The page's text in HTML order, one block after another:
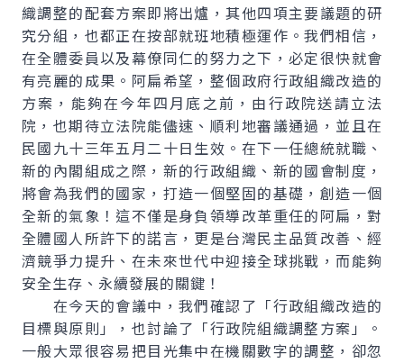
織調整的配套方案即將出爐，其他四項主要議題的研
究分組，也都正在按部就班地積極運作。我們相信，
在全體委員以及幕僚同仁的努力之下，必定很快就會
有亮麗的成果。阿扁希望，整個政府行政組織改造的
方案，能夠在今年四月底之前，由行政院送請立法
院，也期待立法院能儘速、順利地審議通過，並且在
民國九十三年五月二十日生效。在下一任總統就職、
新的內閣組成之際，新的行政組織、新的國會制度，
將會為我們的國家，打造一個堅固的基礎，創造一個
全新的氣象！這不僅是身負領導改革重任的阿扁，對
全體國人所許下的諾言，更是台灣民主品質改善、經
濟競爭力提升、在未來世代中迎接全球挑戰，而能夠
安全生存、永續發展的關鍵！
在今天的會議中，我們確認了「行政組織改造的
目標與原則」，也討論了「行政院組織調整方案」。
一般大眾很容易把目光集中在機關數字的調整，卻忽